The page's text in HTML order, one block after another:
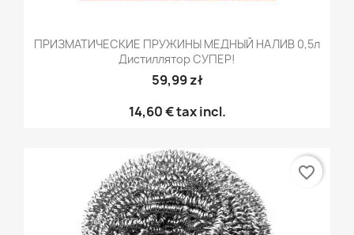
ПРИЗМАТИЧЕСКИЕ ПРУЖИНЫ МЕДНЫЙ НАЛИВ 0,5л
Дистиллятор СУПЕР!
59,99 zł
14,60 €tax incl.
favorite_border